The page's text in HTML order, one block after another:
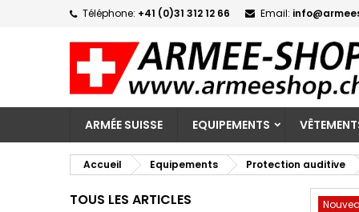
Téléphone: +41 (0)31 312 12 66 Email:
ARMÉE SUISSE EQUIPEMENTS
Accueil Equipements Protection auditive
TOUS LES ARTICLES
add_circle_outline